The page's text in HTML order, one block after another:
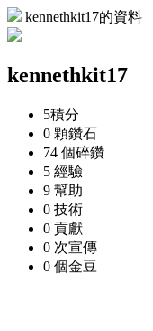
kennethkit17的資料
kennethkit17
5積分
0 顆鑽石
74 個碎鑽
5 經驗
9 幫助
0 技術
0 貢獻
0 次宣傳
0 個金豆